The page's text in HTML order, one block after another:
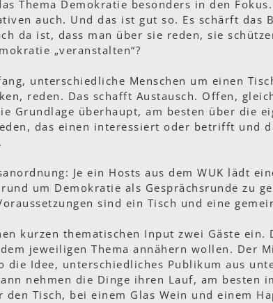
Thema Demokratie besonders in den
auch. Und das ist gut so. Es schärft das
da ist, dass man über sie reden, sie
„veranstalten“?
unterschiedliche Menschen um einen
reden. Das schafft Austausch. Offen,
Grundlage überhaupt, am besten über die
das einen interessiert oder betrifft und
Je ein Hosts aus dem WUK lädt
um Demokratie als Gesprächsrunde zu
sind ein Tisch und eine
kurzen thematischen Input zwei Gäste ein.
jeweiligen Thema annähern wollen. Der
die Idee, unterschiedliches Publikum aus
nehmen die Dinge ihren Lauf, am besten
Tisch, bei einem Glas Wein und einem